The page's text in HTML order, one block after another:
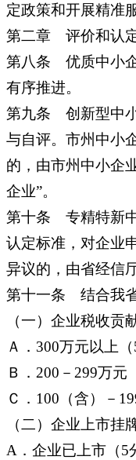
定政策和开展精准
第二章 评价和认
第八条 优质中小企
有序推进。
第九条 创新型中
与自评。市州中小
的，由市州中小企
企业”。
第十条 专精特新
认定标准，对企业
异议的，由省经信
第十一条 结合我省
（一）企业税收贡
Ａ．300万元以上（
Ｂ．200－299万元
Ｃ．100（含）－
（二）企业上市
A．企业已上市（5